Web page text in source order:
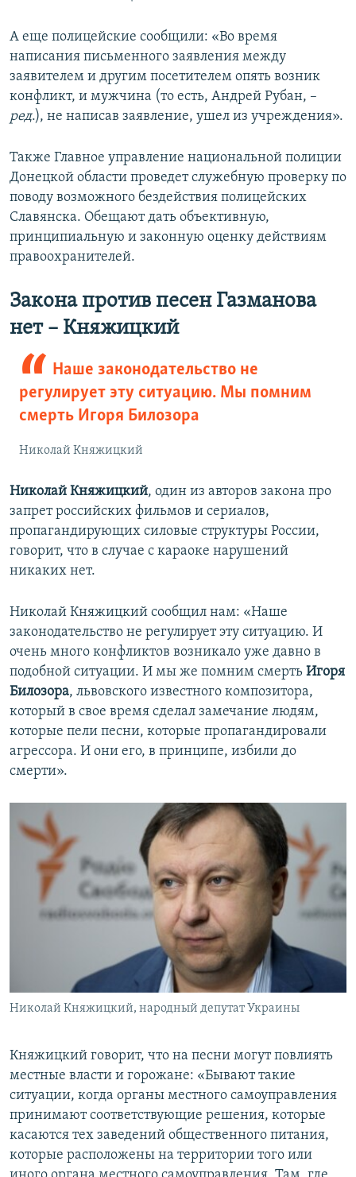
А еще полицейские сообщили: «Во время
написания письменного заявления между
заявителем и другим посетителем опять возник
конфликт, и мужчина (то есть, Андрей Рубан, –
ред.), не написав заявление, ушел из учреждения».
Также Главное управление национальной полиции
Донецкой области проведет служебную проверку по
поводу возможного бездействия полицейских
Славянска. Обещают дать объективную,
принципиальную и законную оценку действиям
правоохранителей.
Закона против песен Газманова
нет – Княжицкий
Наше законодательство не
регулирует эту ситуацию. Мы помним
смерть Игоря Билозора
Николай Княжицкий
Николай Княжицкий, один из авторов закона про
запрет российских фильмов и сериалов,
пропагандирующих силовые структуры России,
говорит, что в случае с караоке нарушений
никаких нет.
Николай Княжицкий сообщил нам: «Наше
законодательство не регулирует эту ситуацию. И
очень много конфликтов возникало уже давно в
подобной ситуации. И мы же помним смерть Игоря
Билозора, львовского известного композитора,
который в свое время сделал замечание людям,
которые пели песни, которые пропагандировали
агрессора. И они его, в принципе, избили до
смерти».
Николай Княжицкий, народный депутат Украины
Княжицкий говорит, что на песни могут повлиять
местные власти и горожане: «Бывают такие
ситуации, когда органы местного самоуправления
принимают соответствующие решения, которые
касаются тех заведений общественного питания,
которые расположены на территории того или